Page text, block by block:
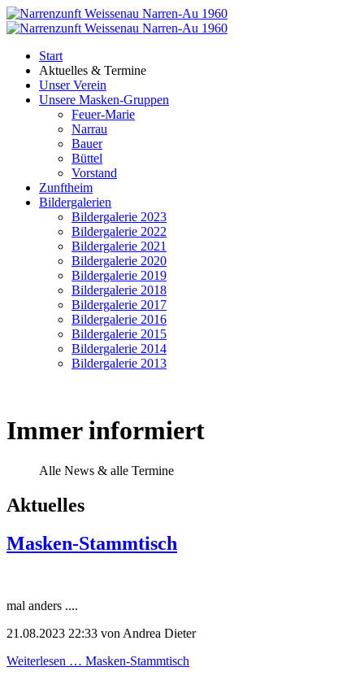
Start
Aktuelles & Termine
Unser Verein
Unsere Masken-Gruppen
Feuer-Marie
Narrau
Bauer
Büttel
Vorstand
Zunftheim
Bildergalerien
Bildergalerie 2023
Bildergalerie 2022
Bildergalerie 2021
Bildergalerie 2020
Bildergalerie 2019
Bildergalerie 2018
Bildergalerie 2017
Bildergalerie 2016
Bildergalerie 2015
Bildergalerie 2014
Bildergalerie 2013
Immer informiert
Alle News & alle Termine
Aktuelles
Masken-Stammtisch
mal anders ....
21.08.2023 22:33 von Andrea Dieter
Weiterlesen … Masken-Stammtisch